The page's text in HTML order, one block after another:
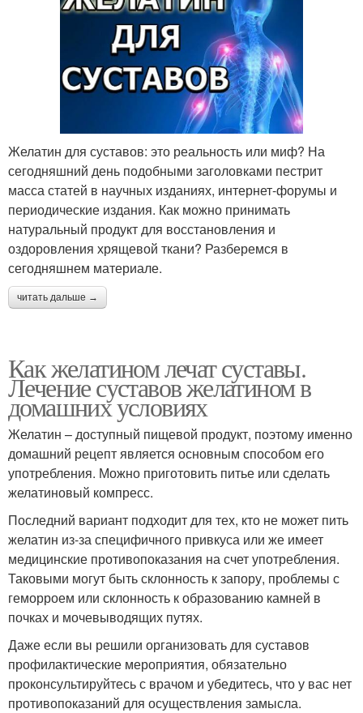
Желатин для суставов: это реальность или миф? На
сегодняшний день подобными заголовками пестрит
масса статей в научных изданиях, интернет-форумы и
периодические издания. Как можно принимать
натуральный продукт для восстановления и
оздоровления хрящевой ткани? Разберемся в
сегодняшнем материале.
читать дальше →
Как желатином лечат суставы.
Лечение суставов желатином в
домашних условиях
Желатин – доступный пищевой продукт, поэтому именно
домашний рецепт является основным способом его
употребления. Можно приготовить питье или сделать
желатиновый компресс.
Последний вариант подходит для тех, кто не может пить
желатин из-за специфичного привкуса или же имеет
медицинские противопоказания на счет употребления.
Таковыми могут быть склонность к запору, проблемы с
геморроем или склонность к образованию камней в
почках и мочевыводящих путях.
Даже если вы решили организовать для суставов
профилактические мероприятия, обязательно
проконсультируйтесь с врачом и убедитесь, что у вас нет
противопоказаний для осуществления замысла.